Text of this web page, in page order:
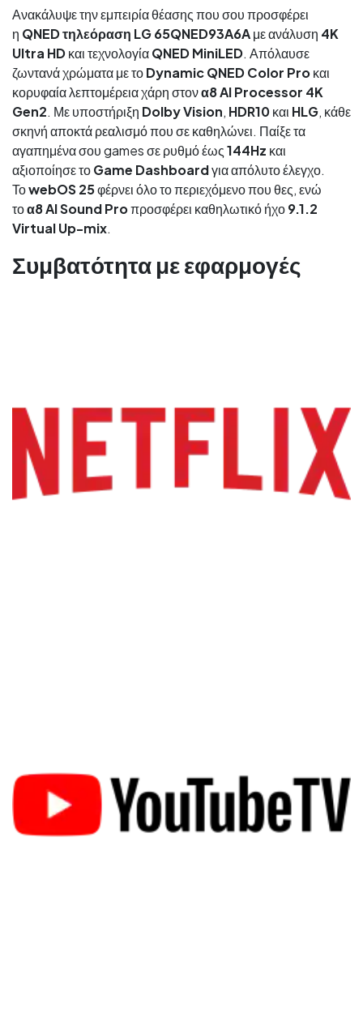
Ανακάλυψε την εμπειρία θέασης που σου προσφέρει
η QNED τηλεόραση LG 65QNED93A6Aμε ανάλυση 4K
Ultra HDκαι τεχνολογίαQNED MiniLED. Απόλαυσε
ζωντανά χρώματα με τοDynamic QNED Color Proκαι
κορυφαία λεπτομέρεια χάρη στονα8 AI Processor 4K
Gen2. Με υποστήριξη Dolby Vision, HDR10και HLG, κάθε
σκηνή αποκτά ρεαλισμό που σε καθηλώνει. Παίξε τα
αγαπημένα σου games σε ρυθμό έως144Hz και
αξιοποίησε τοGame Dashboardγια απόλυτο έλεγχο.
ΤοwebOS 25φέρνει όλο το περιεχόμενο που θες, ενώ
τοα8 AI Sound Proπροσφέρει καθηλωτικό ήχο9.1.2
Virtual Up-mix.
Συμβατότητα με εφαρμογές